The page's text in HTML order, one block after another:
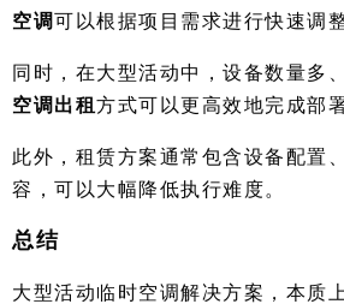
空调可以根据项目需求进行快速调整
同时，在大型活动中，设备数量多
空调出租 方式可以更高效地完成部署
此外，租赁方案通常包含设备配置
容，可以大幅降低执行难度。
总结
大型活动临时空调解决方案，本质